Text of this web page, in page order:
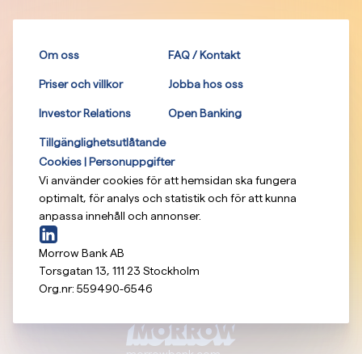
Om oss FAQ / Kontakt
Priser och villkor Jobba hos oss
Investor Relations Open Banking
Tillgänglighetsutlåtande
Cookies | Personuppgifter
Vi använder cookies för att hemsidan ska fungera
optimalt, för analys och statistik och för att kunna
anpassa innehåll och annonser.
Morrow Bank AB
Torsgatan 13, 111 23 Stockholm
Org.nr: 559490-6546